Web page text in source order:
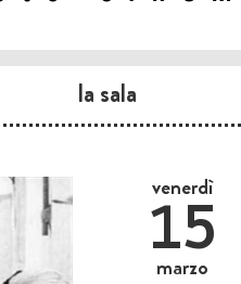
la sala
venerdì
15
marzo